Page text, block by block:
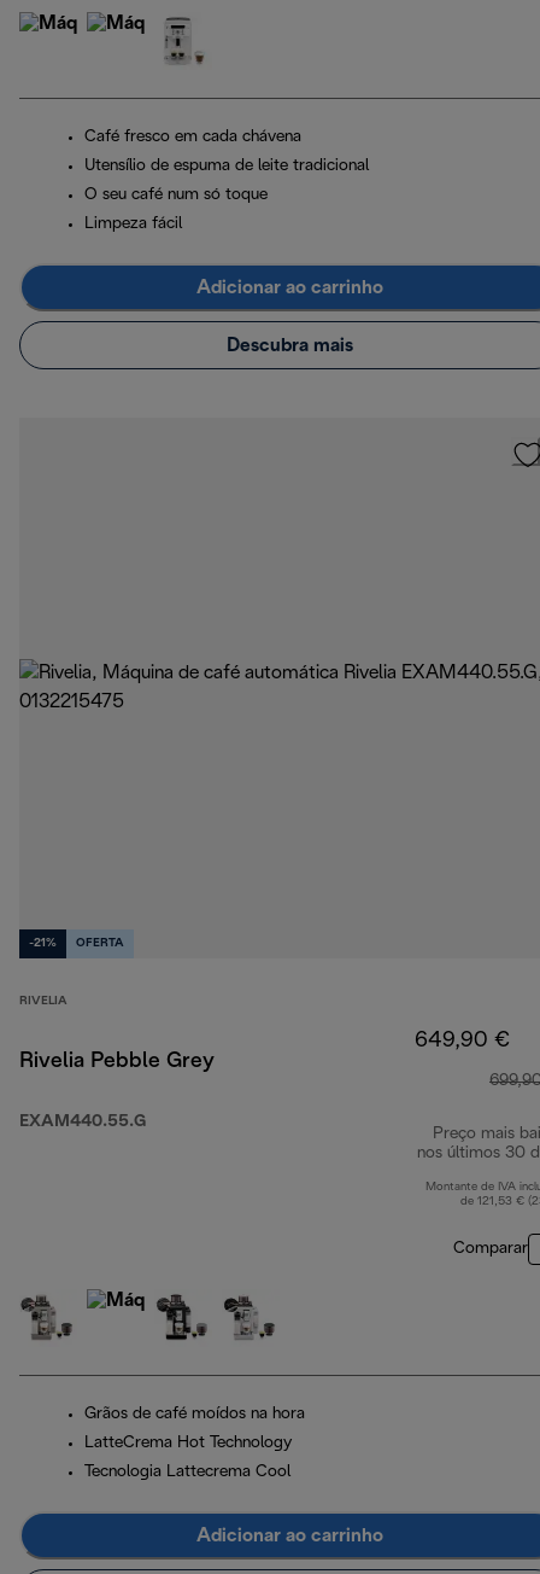
Café fresco em cada chávena
Utensílio de espuma de leite tradicional
O seu café num só toque
Limpeza fácil
Adicionar ao carrinho
Descubra mais
-21% OFERTA
RIVELIA
Rivelia Pebble Grey
EXAM440.55.G
649,90 €
Preço mais
nos últimos 30
Montante de IVA
de 121,53 €
Comparar
Grãos de café moídos na hora
LatteCrema Hot Technology
Tecnologia Lattecrema Cool
Adicionar ao carrinho